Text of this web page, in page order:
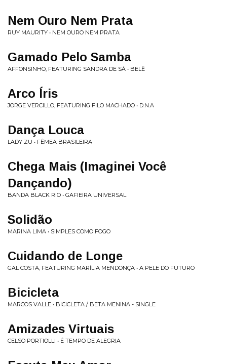
Nem Ouro Nem Prata
RUY MAURITY • NEM OURO NEM PRATA
Gamado Pelo Samba
AFFONSINHO, FEATURING SANDRA DE SÁ • BELÊ
Arco Íris
JORGE VERCILLO, FEATURING FILO MACHADO • D.N.A
Dança Louca
LADY ZU • FÊMEA BRASILEIRA
Chega Mais (Imaginei Você
Dançando)
BANDA BLACK RIO • GAFIEIRA UNIVERSAL
Solidão
MARINA LIMA • SIMPLES COMO FOGO
Cuidando de Longe
GAL COSTA, FEATURING MARÍLIA MENDONÇA • A PELE DO FUTURO
Bicicleta
MARCOS VALLE • BICICLETA / BETA MENINA - SINGLE
Amizades Virtuais
CELSO PORTIOLLI • É TEMPO DE ALEGRIA